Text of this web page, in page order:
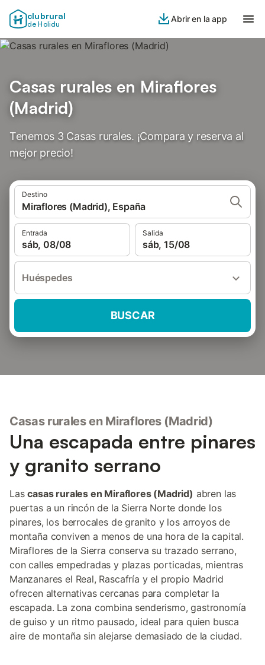
clubrural
de Holidu
Abrir en la app
Casas rurales en Miraflores
(Madrid)
Tenemos 3 Casas rurales. ¡Compara y reserva al
mejor precio!
Destino
Miraflores (Madrid), España
Entrada
sáb, 08/08
Salida
sáb, 15/08
Huéspedes
BUSCAR
Casas rurales en Miraflores (Madrid)
Una escapada entre pinares
y granito serrano
Lascasas rurales en Miraflores (Madrid) abren las
puertas a un rincón de la Sierra Norte donde los
pinares, los berrocales de granito y los arroyos de
montaña conviven a menos de una hora de la capital.
Miraflores de la Sierra conserva su trazado serrano,
con calles empedradas y plazas porticadas, mientras
Manzanares el Real, Rascafría y el propio Madrid
ofrecen alternativas cercanas para completar la
escapada. La zona combina senderismo, gastronomía
de guiso y un ritmo pausado, ideal para quien busca
aire de montaña sin alejarse demasiado de la ciudad.